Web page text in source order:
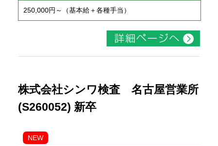
250,000円～（基本給＋各種手当）
株式会社シンワ検査 名古屋営業所
(S260052) 新卒
NEW